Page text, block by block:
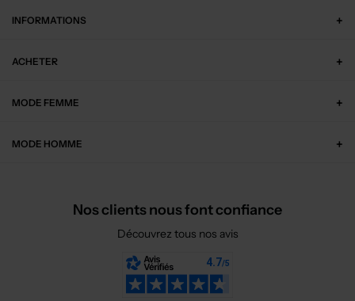
INFORMATIONS
ACHETER
MODE FEMME
MODE HOMME
Nos clients nous font confiance
Découvrez tous nos avis